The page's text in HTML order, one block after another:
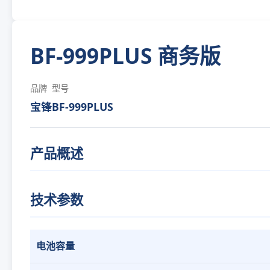
BF-999PLUS 商务版
品牌
宝锋
型号
BF-999PLUS
产品概述
技术参数
电池容量